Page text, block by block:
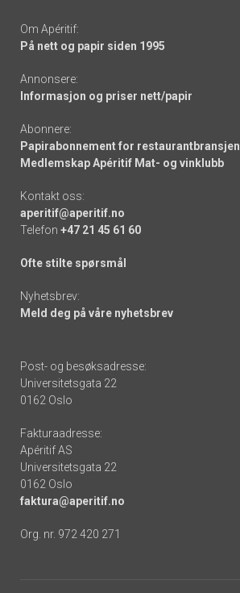
Om Apéritif:
På nett og papir siden 1995
Annonsere:
Informasjon og priser nett/papir
Abonnere:
Papirabonnement for restaurantbransjen
Medlemskap Apéritif Mat- og vinklubb
Kontakt oss:
aperitif@aperitif.no
Telefon +47 21 45 61 60
Ofte stilte spørsmål
Nyhetsbrev:
Meld deg på våre nyhetsbrev
Post- og besøksadresse:
Universitetsgata 22
0162 Oslo
Fakturaadresse:
Apéritif AS
Universitetsgata 22
0162 Oslo
faktura@aperitif.no
Org. nr. 972 420 271